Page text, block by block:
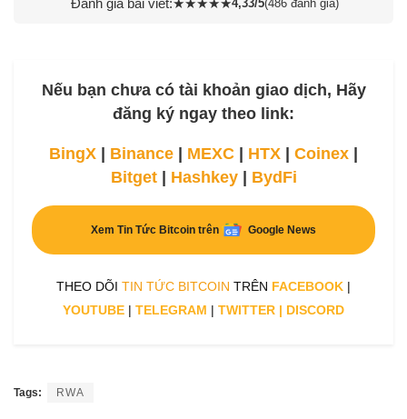
Đánh giá bài viết:★★★★★4,33/5(486 đánh giá)
Nếu bạn chưa có tài khoản giao dịch, Hãy
đăng ký ngay theo link:
BingX | Binance | MEXC | HTX | Coinex |
Bitget| Hashkey| BydFi
Xem Tin Tức Bitcoin trên Google News
THEO DÕI TIN TỨC BITCOIN TRÊN FACEBOOK |
YOUTUBE | TELEGRAM | TWITTER | DISCORD
Tags: RWA